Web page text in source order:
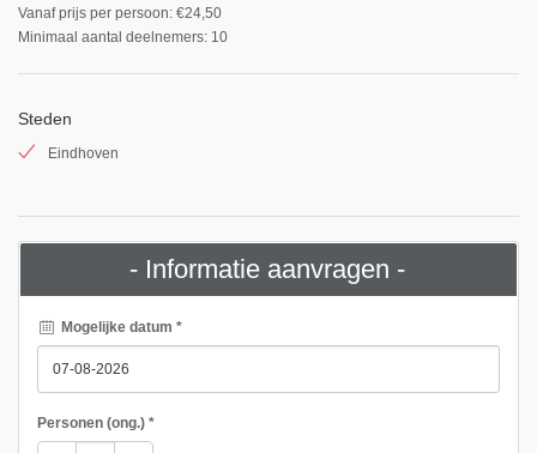
Vanaf prijs per persoon: €24,50
Minimaal aantal deelnemers: 10
Steden
Eindhoven
- Informatie aanvragen -
Mogelijke datum *
Personen (ong.) *